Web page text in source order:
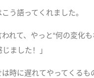
う語ってくれました。
れて、やっと“何の変化
ました！」
時に遅れてやってくるも